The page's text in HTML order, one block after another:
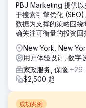
PBJ Marketing 提供以
于搜索引擎优化
数据为支撑的策略围
确关注可衡量的投资回
New York, New
用户体验设计, 数字
家政服务, 保险 +26
$2,500 起
成功案例